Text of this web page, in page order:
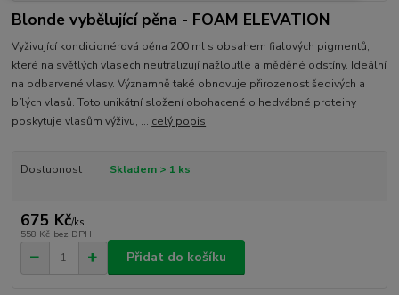
Blonde vybělující pěna - FOAM ELEVATION
Vyživující kondicionérová pěna 200 ml s obsahem fialových pigmentů,
které na světlých vlasech neutralizují nažloutlé a měděné odstíny. Ideální
na odbarvené vlasy. Významně také obnovuje přirozenost šedivých a
bílých vlasů. Toto unikátní složení obohacené o hedvábné proteiny
poskytuje vlasům výživu, ... celý popis
Dostupnost Skladem > 1 ks
675 Kč/ks
558 Kč bez DPH
Přidat do košíku